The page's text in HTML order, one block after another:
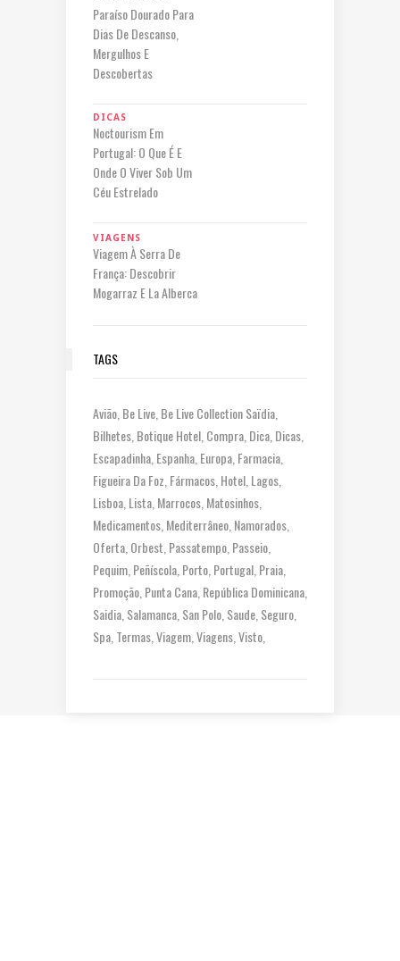
Paraíso Dourado Para
Dias De Descanso,
Mergulhos E
Descobertas
DICAS
Noctourism Em
Portugal: O Que É E
Onde O Viver Sob Um
Céu Estrelado
VIAGENS
Viagem À Serra De
França: Descobrir
Mogarraz E La Alberca
TAGS
Avião Be Live Be Live Collection Saïdia
Bilhetes Botique Hotel Compra Dica Dicas
Escapadinha Espanha Europa Farmacia
Figueira Da Foz Fármacos Hotel Lagos
Lisboa Lista Marrocos Matosinhos
Medicamentos Mediterrâneo Namorados
Oferta Orbest Passatempo Passeio
Pequim Peñíscola Porto Portugal Praia
Promoção Punta Cana República Dominicana
Saidia Salamanca San Polo Saude Seguro
Spa Termas Viagem Viagens Visto